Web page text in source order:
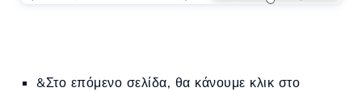
&Στο επόμενο σελίδα, θα κάνουμε κλικ στο